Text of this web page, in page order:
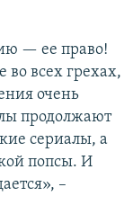
— ее право!
во всех грехах,
очень
продолжают
сериалы, а
попсы. И
–